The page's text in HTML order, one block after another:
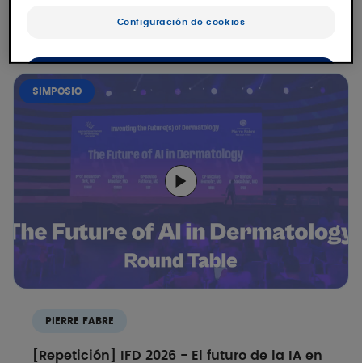
Foro Internacional de Dermatología 2026 en
SIMPOSIO
PIERRE FABRE
[Repetición] IFD 2026 - El futuro de la IA en
Configuración de cookies
OK